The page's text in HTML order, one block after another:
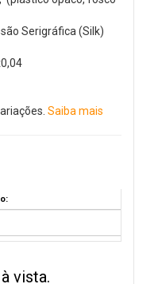
Serigráfica (Silk)
Saiba mais
vista.